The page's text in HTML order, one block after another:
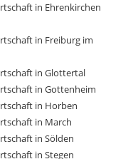
in Ehrenkirchen
in Freiburg im
in Glottertal
in Gottenheim
in Horben
in March
in Sölden
in Stegen